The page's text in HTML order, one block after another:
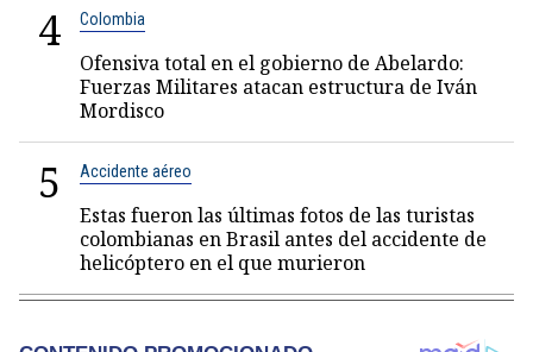
4 Colombia
Ofensiva total en el gobierno de Abelardo:
Fuerzas Militares atacan estructura de Iván
Mordisco
5 Accidente aéreo
Estas fueron las últimas fotos de las turistas
colombianas en Brasil antes del accidente de
helicóptero en el que murieron